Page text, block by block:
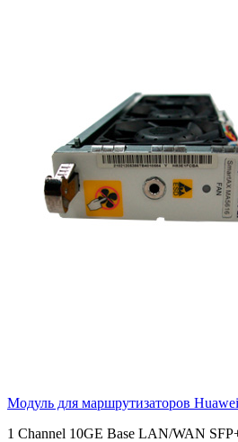
Модуль для маршрутизаторов Huawei
1 Channel 10GE Base LAN/WAN